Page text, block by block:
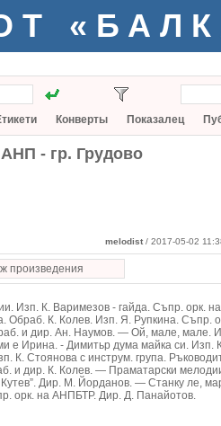
Конверты Показалец
- гр. Грудово
melodist / 2017-05-02
произведения
Изп. К. Варимезов - гайда. Съпр. орк.
Обраб. К. Колев. Изп. Я. Рупкина. Съпр.
и дир. Ан. Наумов. — Ой, мале, мале.
е Ирина. - Димитьр дума майка си.
К. Стоянова с инструм. група.
и дир. К. Колев. — Праматарски
Дир. М. Йорданов. — Станку ле,
орк. на АНПБТР. Дир. Д. Панайотов.